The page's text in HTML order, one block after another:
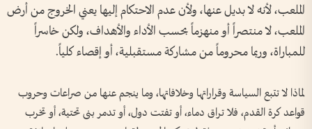
الملعب، لأنه لا بديل عنها، ولأن عدم الاحتكام إليها يعني الخروج من أرض
الملعب، لا منتصراً أو منهزماً بحسب الأداء والأهداف، ولكن خاسراً
للمباراة، وربما محروماً من مشاركة مستقبلية، أو إقصاء كلياً.
لماذا لا تتبع السياسة وقراراتها وخلافاتها، وما ينجم عنها من صراعات وحروب
قواعد كرة القدم، فلا تراق دماء، أو تفتت دول، أو تدمر بنى تحتية، أو تخرب